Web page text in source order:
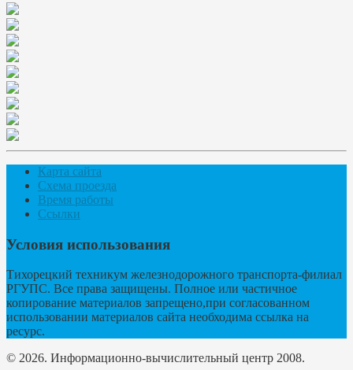
Карта сайта
Схема проезда
Время работы
Ссылки
Условия использования
Тихорецкий техникум железнодорожного транспорта-филиал
РГУПС. Все права защищены. Полное или частичное
копирование материалов запрещено,при согласованном
использовании материалов сайта необходима ссылка на
ресурс.
© 2026. Информационно-вычислительный центр 2008.